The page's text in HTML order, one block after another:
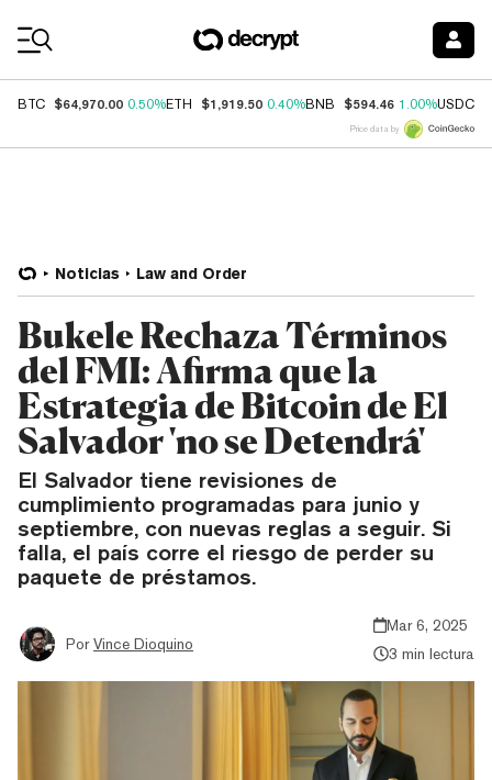
BTC $64,970.00 0.50%ETH $1,919.50 0.40%BNB $594.46 1.00%USDC
Price data by
Noticias Law and Order
Bukele Rechaza Términos
del FMI: Afirma que la
Estrategia de Bitcoin de El
Salvador 'no se Detendrá'
El Salvador tiene revisiones de
cumplimiento programadas para junio y
septiembre, con nuevas reglas a seguir. Si
falla, el país corre el riesgo de perder su
paquete de préstamos.
Por Vince Dioquino
Mar 6, 2025
3 min lectura